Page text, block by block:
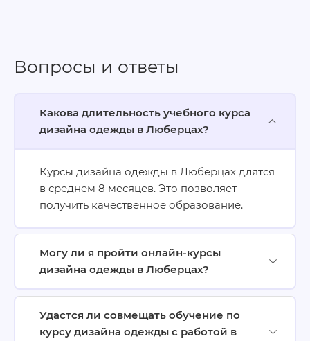
Вопросы и ответы
Какова длительность учебного курса
дизайна одежды в Люберцах?
Курсы дизайна одежды в Люберцах длятся
в среднем 8 месяцев. Это позволяет
получить качественное образование.
Могу ли я пройти онлайн-курсы
дизайна одежды в Люберцах?
Удастся ли совмещать обучение по
курсу дизайна одежды с работой в